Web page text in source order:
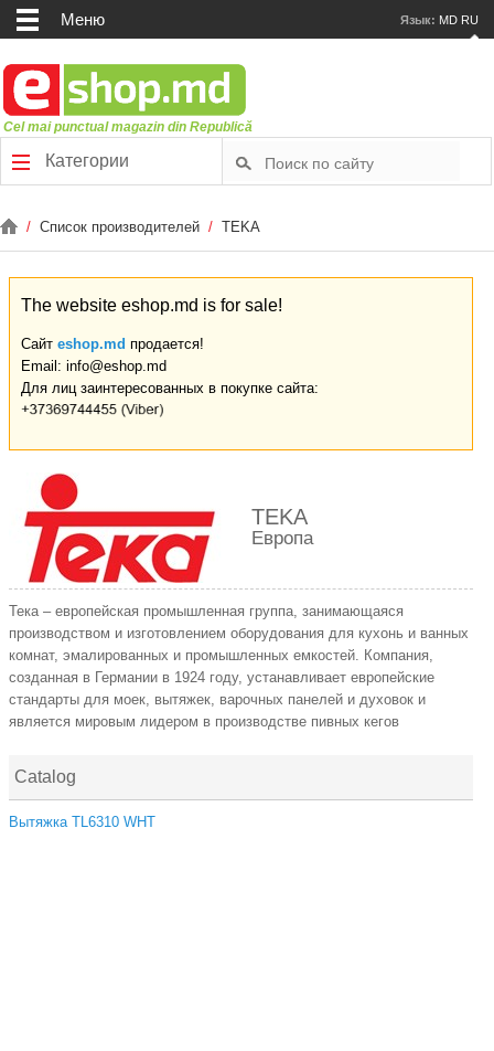
Меню Язык: MD RU
Cel mai punctual magazin din Republică
Категории
/ Список производителей / TEKA
The website eshop.md is for sale!
Сайт eshop.md продается!
Email: info@eshop.md
Для лиц заинтересованных в покупке сайта:
TEKA
Европа
Тека – европейская промышленная группа, занимающаяся
производством и изготовлением оборудования для кухонь и ванных
комнат, эмалированных и промышленных емкостей. Компания,
созданная в Германии в 1924 году, устанавливает европейские
стандарты для моек, вытяжек, варочных панелей и духовок и
является мировым лидером в производстве пивных кегов
Catalog
Вытяжка TL6310 WHT